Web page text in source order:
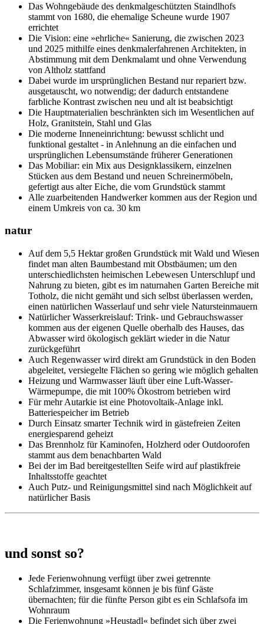
Das Wohngebäude des denkmalgeschützten Staindlhofs
stammt von 1680, die ehemalige Scheune wurde 1907
errichtet
Die Vision: eine »ehrliche« Sanierung, die zwischen 2023
und 2025 mithilfe eines denkmalerfahrenen Architekten, in
Abstimmung mit dem Denkmalamt und ohne Verwendung
von Altholz stattfand
Dabei wurde im ursprünglichen Bestand nur repariert bzw.
ausgetauscht, wo notwendig; der dadurch entstandene
farbliche Kontrast zwischen neu und alt ist beabsichtigt
Die Hauptmaterialien beschränkten sich im Wesentlichen auf
Holz, Granitstein, Stahl und Glas
Die moderne Inneneinrichtung: bewusst schlicht und
funktional gestaltet - in Anlehnung an die einfachen und
ursprünglichen Lebensumstände früherer Generationen
Das Mobiliar: ein Mix aus Designklassikern, einzelnen
Stücken aus dem Bestand und neuen Schreinermöbeln,
gefertigt aus alter Eiche, die vom Grundstück stammt
Alle zuarbeitenden Handwerker kommen aus der Region und
einem Umkreis von ca. 30 km
natur
Auf dem 5,5 Hektar großen Grundstück mit Wald und Wiesen
findet man alten Baumbestand mit Obstbäumen; um den
unterschiedlichsten heimischen Lebewesen Unterschlupf und
Nahrung zu bieten, gibt es im naturnahen Garten Bereiche mit
Totholz, die nicht gemäht und sich selbst überlassen werden,
einen natürlichen Wasserlauf und sehr viele Natursteinmauern
Natürlicher Wasserkreislauf: Trink- und Gebrauchswasser
kommen aus der eigenen Quelle oberhalb des Hauses, das
Abwasser wird ökologisch geklärt wieder in die Natur
zurückgeführt
Auch Regenwasser wird direkt am Grundstück in den Boden
abgeleitet, versiegelte Flächen so gering wie möglich gehalten
Heizung und Warmwasser läuft über eine Luft-Wasser-
Wärmepumpe, die mit 100% Ökostrom betrieben wird
Für mehr Autarkie ist eine Photovoltaik-Anlage inkl.
Batteriespeicher im Betrieb
Durch Einsatz smarter Technik wird in gästefreien Zeiten
energiesparend geheizt
Das Brennholz für Kaminofen, Holzherd oder Outdoorofen
stammt aus dem benachbarten Wald
Bei der im Bad bereitgestellten Seife wird auf plastikfreie
Inhaltsstoffe geachtet
Auch Putz- und Reinigungsmittel sind nach Möglichkeit auf
natürlicher Basis
und sonst so?
Jede Ferienwohnung verfügt über zwei getrennte
Schlafzimmer, insgesamt können je bis fünf Gäste
übernachten; für die fünfte Person gibt es ein Schlafsofa im
Wohnraum
Die Ferienwohnung »Heustadl« befindet sich über zwei